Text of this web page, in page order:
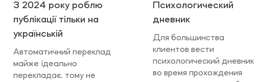
З 2024 року роблю
публікації тільки на
українській
Автоматичний переклад
майже ідеально
перекладає, тому не
Психологический
дневник
Для большинства
клиентов вести
психологический дневник
во время прохождения